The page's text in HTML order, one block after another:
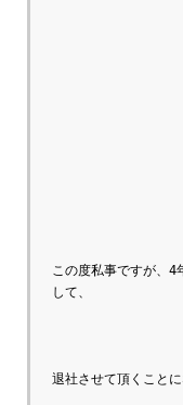
この度私事ですが、4
して、
退社させて頂くことに